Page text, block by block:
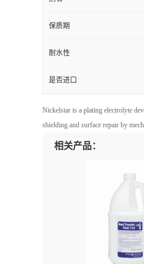
保质期
耐水性
是否进口
Nickelstar is a plating electrolyte
shielding and surface repair by
相关产品：